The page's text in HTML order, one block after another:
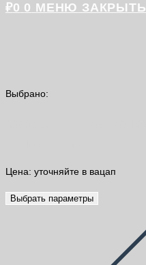
₽0 0 МЕНЮ ЗАКРЫТЬ
Выбрано:
Цена: уточняйте в вацап
Выбрать параметры